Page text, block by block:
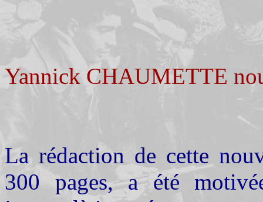
Yannick CHAUMETTE
La rédaction de cette
300 pages, a été